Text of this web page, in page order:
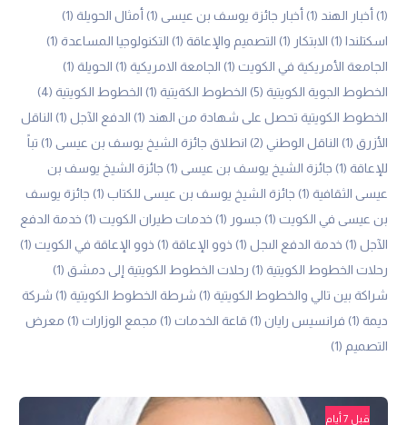
(1)
أخبار الهند (1) أخبار جائزة يوسف بن عيسى (1) أمثال الحويلة (1)
اسكتلندا (1) الابتكار (1) التصميم والإعاقة (1) التكنولوجيا المساعدة (1)
الجامعة الأمريكية في الكويت (1) الجامعة الامريكية (1) الحويلة (1)
الخطوط الجوية الكويتية (5) الخطوط الكةيتية (1) الخطوط الكويتية (4)
الخطوط الكويتية تحصل على شهادة من الهند (1) الدفع الآجل (1)
الناقل
الأزرق (1) الناقل الوطني (2) انطلاق جائزة الشيخ يوسف بن عيسى (1)
تباً
للإعاقة (1) جائزة الشيخ يوسف بن عيسى (1)
جائزة الشيخ يوسف بن
عيسى الثقافية (1) جائزة الشيخ يوسف بن عيسى للكتاب (1)
جائزة يوسف
بن عيسى في الكويت (1) جسور (1) خدمات طيران الكويت (1)
خدمة الدفع
الآجل (1) خدمة الدفع الىجل (1) ذوو الإعاقة (1) ذوو الإعاقة في الكويت (1)
رحلات الخطوط الكويتية (1) رحلات الخطوط الكويتية إلى دمشق (1)
شراكة بين تالي والخطوط الكويتية (1) شرطة الخطوط الكويتية (1)
شركة
ديمة (1) فرانسيس رايان (1) قاعة الخدمات (1) مجمع الوزارات (1)
معرض
التصميم (1)
قبل 7 أيام